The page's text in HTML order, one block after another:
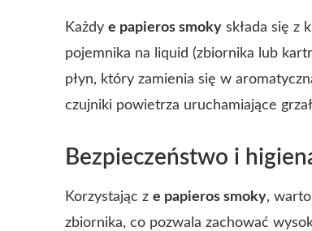
Każdy e papieros smoky składa się z
pojemnika na liquid (zbiornika lub
płyn, który zamienia się w
czujniki powietrza uruchamiające
Bezpieczeństwo i
Korzystając z e papieros smoky,
zbiornika, co pozwala zachować